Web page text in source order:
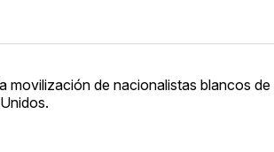
movilización de nacionalistas blancos